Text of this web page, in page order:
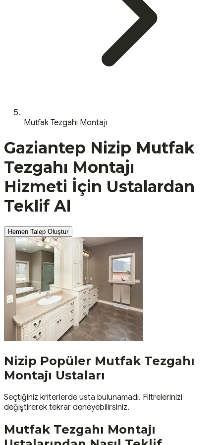
Mutfak Tezgahı Montajı
Gaziantep Nizip Mutfak
Tezgahı Montajı
Hizmeti İçin Ustalardan
Teklif Al
Hemen Talep Oluştur
Nizip Popüler Mutfak Tezgahı
Montajı Ustaları
Seçtiğiniz kriterlerde usta bulunamadı. Filtrelerinizi
değiştirerek tekrar deneyebilirsiniz.
Mutfak Tezgahı Montajı